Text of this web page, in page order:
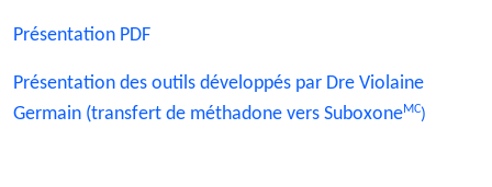
Présentation PDF
Présentation des outils développés par Dre Violaine
Germain (transfert de méthadone vers SuboxoneMC)